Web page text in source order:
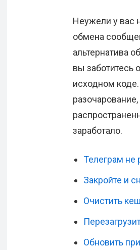
Неужели у вас
обмена
альтернатива
вы заботитесь
исходном
заработало.
Телеграм не
Закройте и
Очистить кеш
Обновить